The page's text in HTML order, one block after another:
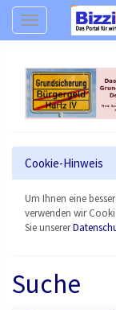
Navigation
Cookie-Hinweis
Um Ihnen eine
verwenden wir
Sie unserer
Suche